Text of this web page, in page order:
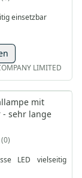
einsetzbar
LIMITED
mit
sehr lange
0
LED vielseitig